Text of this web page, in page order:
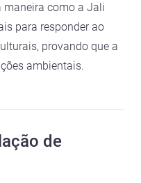
maneira como a Jali
para responder ao
provando que a
ambientais.
de